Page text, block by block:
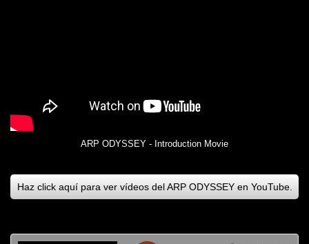
ARP ODYSSEY - Introduction Movie
Haz click aquí para ver vídeos del ARP ODYSSEY en YouTube.